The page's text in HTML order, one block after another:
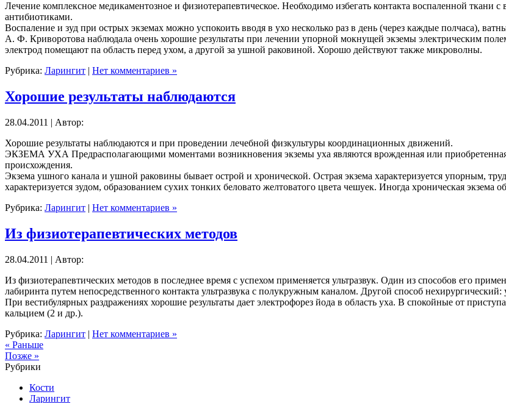
Лечение комплексное медикаментозное и физиотерапевтическое. Необходимо избегать контакта воспаленной
антибиотиками.
Воспаление и зуд при острых экземах можно успокоить вводя в ухо несколько раз в день (через каждые полчаса),
А. Ф. Криворотова наблюдала очень хорошие результаты при лечении упорной мокнущей экземы электрическим
электрод помещают па область перед ухом, а другой за ушной раковиной. Хорошо действуют также микроволны.
Рубрика: Ларингит | Нет комментариев »
Хорошие результаты наблюдаются
28.04.2011 | Автор:
Хорошие результаты наблюдаются и при проведении лечебной физкультуры координационных движений.
ЭКЗЕМА УХА Предрасполагающими моментами возникновения экземы уха являются врожденная или
происхождения.
Экзема ушного канала и ушной раковины бывает острой и хронической. Острая экзема характеризуется упорным,
характеризуется зудом, образованием сухих тонких беловато желтоватого цвета чешуек. Иногда хроническая экзема
Рубрика: Ларингит | Нет комментариев »
Из физиотерапевтических методов
28.04.2011 | Автор:
Из физиотерапевтических методов в последнее время с успехом применяется ультразвук. Один из способов его
лабиринта путем непосредственного контакта ультразвука с полукружным каналом. Другой способ
При вестибулярных раздражениях хорошие результаты дает электрофорез йода в область уха. В спокойные от
кальцием (2 и др.).
Рубрика: Ларингит | Нет комментариев »
« Раньше
Позже »
Рубрики
Кости
Ларингит